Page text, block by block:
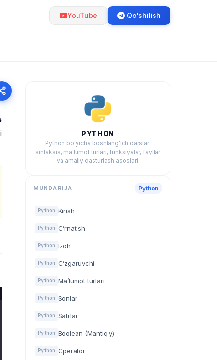
YouTube Qo'shilish
PYTHON
Python bo'yicha boshlang'ich darslar:
sintaksis, ma'lumot turlari, funksiyalar, fayllar
va amaliy dasturlash asoslari.
MUNDARIJA Python
Python Kirish
Python O’rnatish
Python Izoh
Python O’zgaruvchi
Python Ma’lumot turlari
Python Sonlar
Python Satrlar
Python Boolean (Mantiqiy)
Python Operator